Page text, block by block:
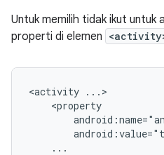
Untuk memilih tidak ikut
properti di elemen
<activity
...